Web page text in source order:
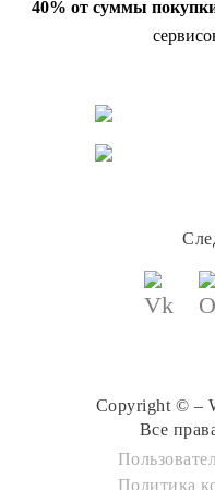
40% от суммы
Copyright © –
Все
Политика